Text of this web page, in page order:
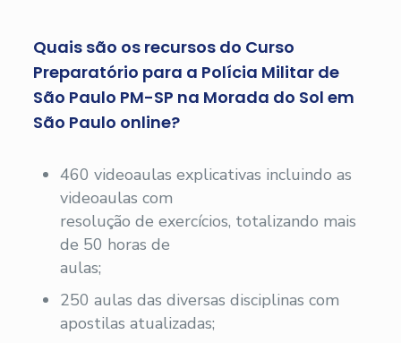
Quais são os recursos do Curso
Preparatório para a Polícia Militar de
São Paulo PM-SP na Morada do Sol em
São Paulo online?
460 videoaulas explicativas incluindo as
videoaulas com
resolução de exercícios, totalizando mais
de 50 horas de
aulas;
250 aulas das diversas disciplinas com
apostilas atualizadas;